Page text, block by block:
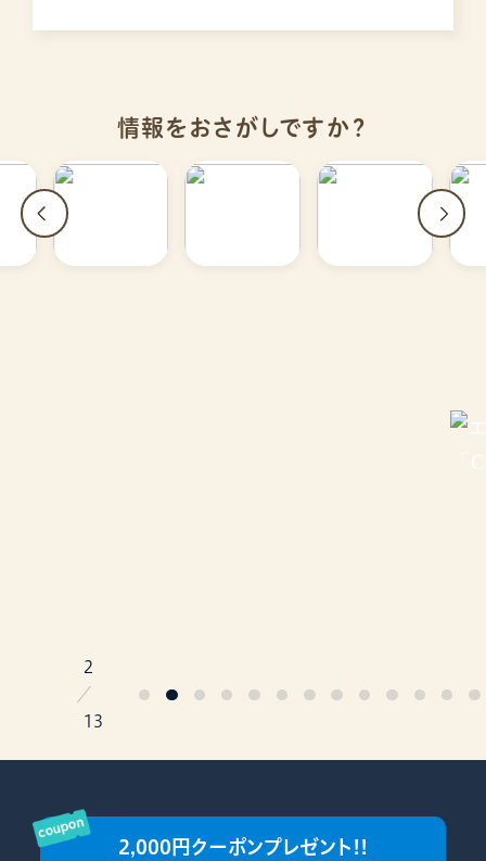
情報をおさがしですか？
2
／
13
2,000円クーポンプレゼント!!